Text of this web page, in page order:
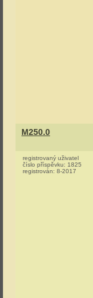
M250.0
registrovaný uživatel
číslo příspěvku: 1825
registrován: 8-2017